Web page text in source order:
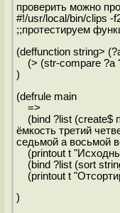
проверить можно
#!/usr/local/bin/clips -
;;протестируем
(deffunction string>
(> (str-compare ?a
)
(defrule main
=>
(bind ?list (create$
ёмкость третий
седьмой а восьмой
(printout t
(bind ?list (sort
(printout t
)